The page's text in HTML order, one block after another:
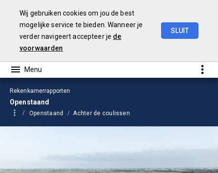
Wij gebruiken cookies om jou de best
mogelijke service te bieden. Wanneer je
verder navigeert accepteer je de
voorwaarden
SLUIT
Rekenkamerrapporten
Openstaand
Openstaand Achter de coulissen